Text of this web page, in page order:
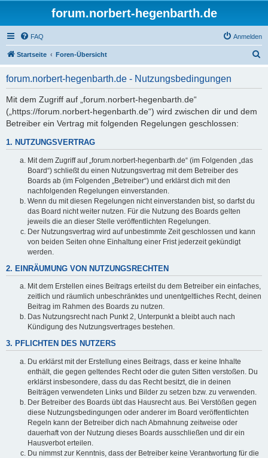
forum.norbert-hegenbarth.de
FAQ Anmelden
Startseite Foren-Übersicht
forum.norbert-hegenbarth.de - Nutzungsbedingungen
Mit dem Zugriff auf „forum.norbert-hegenbarth.de“
(„https://forum.norbert-hegenbarth.de“) wird zwischen dir und dem
Betreiber ein Vertrag mit folgenden Regelungen geschlossen:
1. NUTZUNGSVERTRAG
Mit dem Zugriff auf „forum.norbert-hegenbarth.de“ (im Folgenden „das
Board“) schließt du einen Nutzungsvertrag mit dem Betreiber des
Boards ab (im Folgenden „Betreiber“) und erklärst dich mit den
nachfolgenden Regelungen einverstanden.
Wenn du mit diesen Regelungen nicht einverstanden bist, so darfst du
das Board nicht weiter nutzen. Für die Nutzung des Boards gelten
jeweils die an dieser Stelle veröffentlichten Regelungen.
Der Nutzungsvertrag wird auf unbestimmte Zeit geschlossen und kann
von beiden Seiten ohne Einhaltung einer Frist jederzeit gekündigt
werden.
2. EINRÄUMUNG VON NUTZUNGSRECHTEN
Mit dem Erstellen eines Beitrags erteilst du dem Betreiber ein einfaches,
zeitlich und räumlich unbeschränktes und unentgeltliches Recht, deinen
Beitrag im Rahmen des Boards zu nutzen.
Das Nutzungsrecht nach Punkt 2, Unterpunkt a bleibt auch nach
Kündigung des Nutzungsvertrages bestehen.
3. PFLICHTEN DES NUTZERS
Du erklärst mit der Erstellung eines Beitrags, dass er keine Inhalte
enthält, die gegen geltendes Recht oder die guten Sitten verstoßen. Du
erklärst insbesondere, dass du das Recht besitzt, die in deinen
Beiträgen verwendeten Links und Bilder zu setzen bzw. zu verwenden.
Der Betreiber des Boards übt das Hausrecht aus. Bei Verstößen gegen
diese Nutzungsbedingungen oder anderer im Board veröffentlichten
Regeln kann der Betreiber dich nach Abmahnung zeitweise oder
dauerhaft von der Nutzung dieses Boards ausschließen und dir ein
Hausverbot erteilen.
Du nimmst zur Kenntnis, dass der Betreiber keine Verantwortung für die